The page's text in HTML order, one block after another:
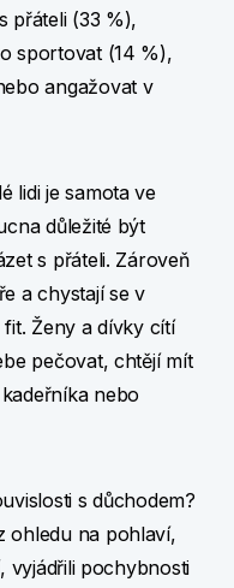
přáteli (33 %),
sportovat (14 %),
angažovat v
lidi je samota ve
důležité být
s přáteli. Zároveň
a chystají se v
Ženy a dívky cítí
pečovat, chtějí mít
nebo
s důchodem?
ohledu na pohlaví,
vyjádřili pochybnosti